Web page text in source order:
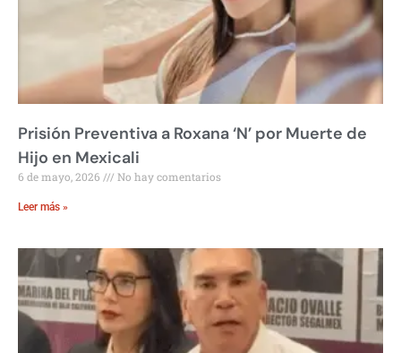
Prisión Preventiva a Roxana ‘N’ por Muerte de
Hijo en Mexicali
6 de mayo, 2026 No hay comentarios
Leer más »